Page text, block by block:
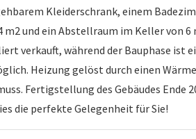
Kleiderschrank, einem
m2 und ein Abstellraum im Keller von
verkauft, während der Bauphase ist
Heizung gelöst durch einen
Fertigstellung des Gebäudes
die perfekte Gelegenheit für Sie!